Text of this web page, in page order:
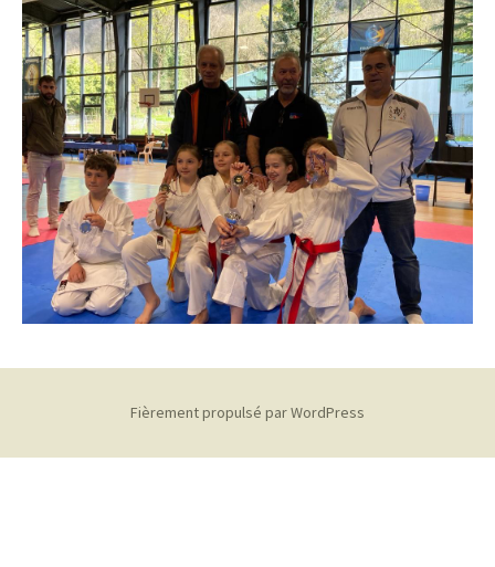
Fièrement propulsé par WordPress